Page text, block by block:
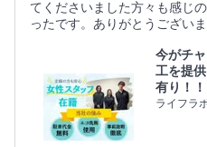
てくださいました方々も感じ
ったです。ありがとうございま
今がチ
工を提
有り！！
ライフラ